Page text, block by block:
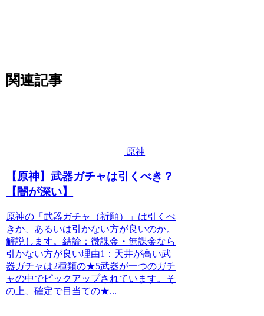
関連記事
原神
【原神】武器ガチャは引くべき？
【闇が深い】
原神の「武器ガチャ（祈願）」は引くべ
きか、あるいは引かない方が良いのか。
解説します。結論：微課金・無課金なら
引かない方が良い理由1：天井が高い武
器ガチャは2種類の★5武器が一つのガチ
ャの中でピックアップされています。そ
の上、確定で目当ての★...